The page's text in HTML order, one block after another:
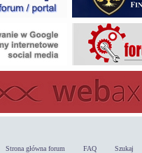
Strona główna forum FAQ Szukaj